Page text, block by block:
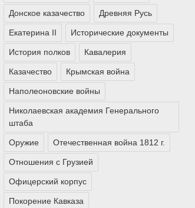
Донское казачество Древняя Русь
Екатерина II Исторические документы
История полков Кавалерия
Казачество Крымская война
Наполеоновские войны
Николаевская академия Генерального
штаба
Оружие Отечественная война 1812 г.
Отношения с Грузией
Офицерский корпус
Покорение Кавказа